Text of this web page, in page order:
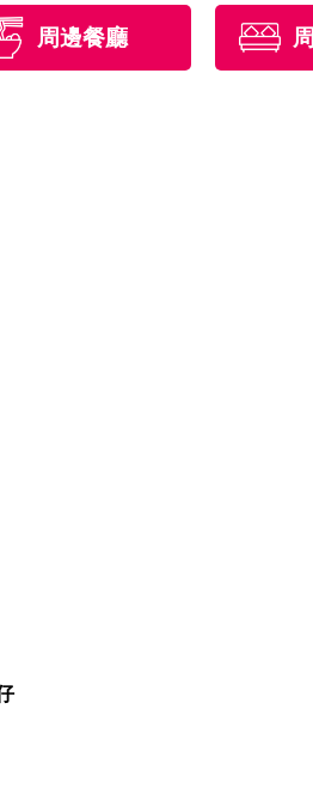
周邊餐廳